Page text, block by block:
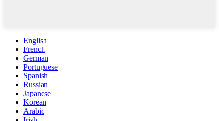
English
French
German
Portuguese
Spanish
Russian
Japanese
Korean
Arabic